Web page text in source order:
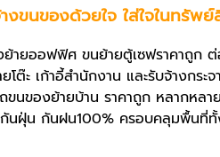
ขนของด้วยใจ ใส่ใจในทรัพ
ย้ายออฟฟิศ ขนย้ายตู้เซฟราคาถูก ต่
ะ เก้าอี้สำนักงาน และรับจ้างกระ
ขนของย้ายบ้าน ราคาถูกหลากหลา
ฝุ่น กันฝน100% ครอบคลุมพื้นที่ทั้